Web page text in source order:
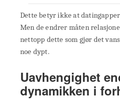
Dette betyr ikke at
Men de endrer måten
nettopp dette som gjør det
noe dypt.
Uavhengighet
dynamikken i